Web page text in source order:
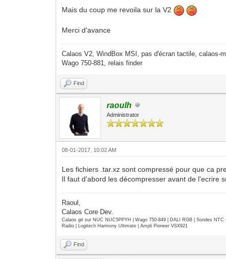
Mais du coup me revoila sur la V2
Merci d'avance
Calaos V2, WindBox MSI, pas d'écran tactile, calaos-
Wago 750-881, relais finder
Find
raoulh
Administrator
08-01-2017, 10:02 AM
Les fichiers .tar.xz sont compressé pour que ca
Il faut d'abord les décompresser avant de l'ecrire
Raoul,
Calaos Core Dev.
Calaos git sur NUC NUC5PPYH | Wago 750-849 | DALI RGB | Sondes
Radio | Logitech Harmony Ultimate | Ampli Pioneer VSX921
Find